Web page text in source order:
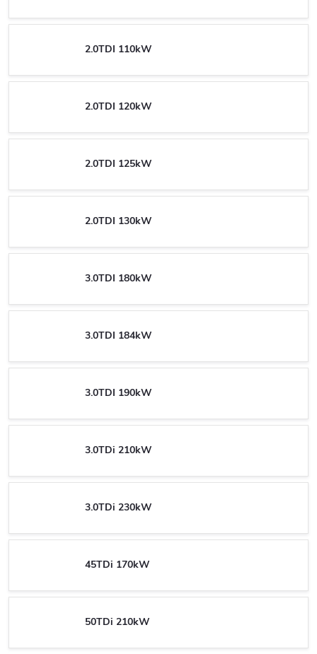
2.0TDI 110kW
2.0TDI 120kW
2.0TDI 125kW
2.0TDI 130kW
3.0TDI 180kW
3.0TDI 184kW
3.0TDI 190kW
3.0TDi 210kW
3.0TDi 230kW
45TDi 170kW
50TDi 210kW